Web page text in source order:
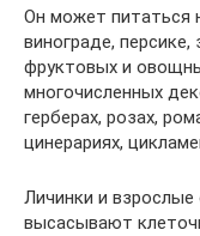
Он может питаться
винограде, персике,
фруктовых и
многочисленных
герберах, розах,
цинерариях,
Личинки и
высасывают